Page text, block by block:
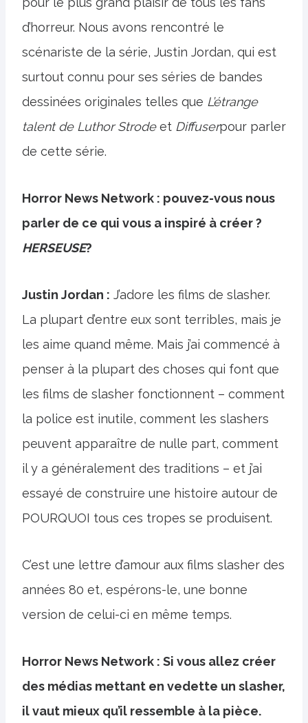
d’horreur. Nous avons rencontré le
scénariste de la série, Justin Jordan, qui est
surtout connu pour ses séries de bandes
dessinées originales telles que L’étrange
talent de Luthor Strodeet Diffuserpour parler
de cette série.
Horror News Network : pouvez-vous nous
parler de ce qui vous a inspiré à créer ?
HERSEUSE?
Justin Jordan : J’adore les films de slasher.
La plupart d’entre eux sont terribles, mais je
les aime quand même. Mais j’ai commencé à
penser à la plupart des choses qui font que
les films de slasher fonctionnent – ​​comment
la police est inutile, comment les slashers
peuvent apparaître de nulle part, comment
il y a généralement des traditions – et j’ai
essayé de construire une histoire autour de
POURQUOI tous ces tropes se produisent.
C’est une lettre d’amour aux films slasher des
années 80 et, espérons-le, une bonne
version de celui-ci en même temps.
Horror News Network : Si vous allez créer
des médias mettant en vedette un slasher,
il vaut mieux qu’il ressemble à la pièce.